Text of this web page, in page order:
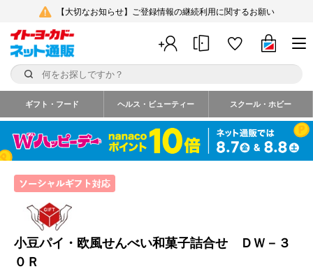
【大切なお知らせ】ご登録情報の継続利用に関するお願い
ギフト・フード ヘルス・ビューティー スクール・ホビー
小豆パイ・欧風せんべい和菓子詰合せ ＤＷ－３
０Ｒ